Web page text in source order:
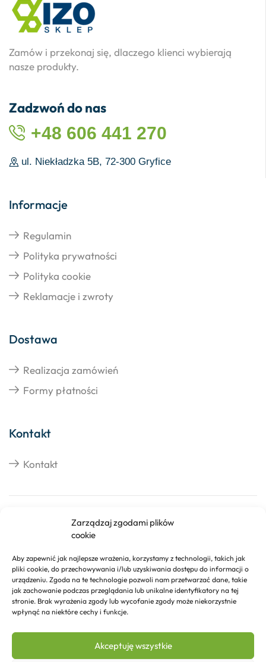
Zarządzaj zgodami plików
cookie
Aby zapewnić jak najlepsze wrażenia, korzystamy z technologii, takich jak
pliki cookie, do przechowywania i/lub uzyskiwania dostępu do informacji o
urządzeniu. Zgoda na te technologie pozwoli nam przetwarzać dane, takie
jak zachowanie podczas przeglądania lub unikalne identyfikatory na tej
stronie. Brak wyrażenia zgody lub wycofanie zgody może niekorzystnie
wpłynąć na niektóre cechy i funkcje.
Akceptuję wszystkie
Zamów i przekonaj się, dlaczego klienci wybierają
nasze produkty.
Zadzwoń do nas
+48 606 441 270
ul. Niekładzka 5B, 72-300 Gryfice
Informacje
Regulamin
Polityka prywatności
Polityka cookie
Reklamacje i zwroty
Dostawa
Realizacja zamówień
Formy płatności
Kontakt
Kontakt
Copyright © 2026 Izosklep.pl